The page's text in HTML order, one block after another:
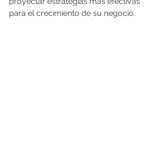
para el crecimiento de su negocio.